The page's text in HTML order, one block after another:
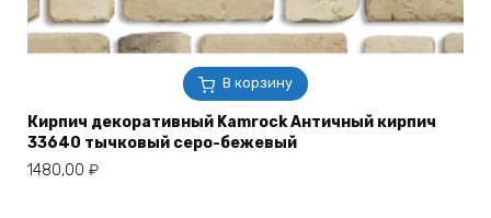
В корзину
Кирпич декоративный Kamrock Античный кирпич
33640 тычковый серо-бежевый
1480,00 ₽